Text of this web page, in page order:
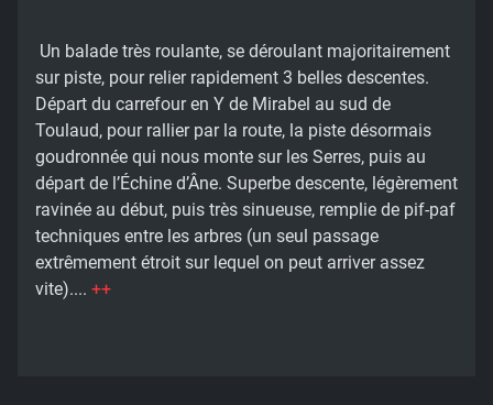
Un balade très roulante, se déroulant majoritairement
sur piste, pour relier rapidement 3 belles descentes.
Départ du carrefour en Y de Mirabel au sud de
Toulaud, pour rallier par la route, la piste désormais
goudronnée qui nous monte sur les Serres, puis au
départ de l’Échine d’Âne. Superbe descente, légèrement
ravinée au début, puis très sinueuse, remplie de pif-paf
techniques entre les arbres (un seul passage
extrêmement étroit sur lequel on peut arriver assez
vite).... ++